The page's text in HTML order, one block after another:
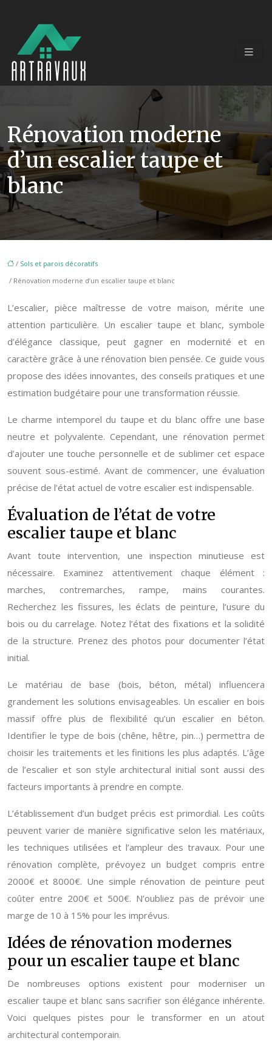
Rénovation moderne
d’un escalier taupe et
blanc
/ Sols et parois décoratifs
/ Rénovation moderne d’un escalier taupe et blanc
L’escalier, pièce maîtresse de votre maison, mérite une
attention particulière. Un escalier taupe et blanc, symbole
d’élégance classique, peut gagner en modernité et en
caractère grâce à une rénovation bien pensée. Ce guide vous
propose des idées innovantes, des conseils pratiques et une
estimation budgétaire pour une transformation réussie.
Le charme intemporel du taupe et du blanc offre une base
neutre et polyvalente. Cependant, une rénovation permet
d’ajouter une touche personnelle et de sublimer cet espace
souvent sous-estimé. Avant de commencer, une évaluation
précise de l’état actuel de votre escalier est indispensable.
Évaluation de l’état de votre
escalier taupe et blanc
Avant toute intervention, une inspection minutieuse est
nécessaire. Examinez attentivement chaque élément :
marches, contremarches, rampe, mains courantes.
Recherchez les fissures, les éclats de peinture, l’usure du
bois ou du carrelage. Notez l’état des fixations et la solidité
de la structure. Prenez des photos pour documenter l’état
initial.
Le matériau de base (bois, béton, métal) influencera
grandement les solutions envisageables. Un escalier en bois
massif offre plus de flexibilité qu’un escalier en béton.
Identifier le type de bois (chêne, hêtre, pin…) permettra de
choisir les traitements et les finitions les plus adaptés. L’âge
de l’escalier et son style architectural initial sont aussi des
facteurs importants à prendre en compte.
L’établissement d’un budget précis est primordial. Les coûts
peuvent varier de manière significative selon les matériaux,
les techniques utilisées et l’ampleur des travaux. Pour une
rénovation complète, prévoyez un budget compris entre
2000€ et 8000€. Une simple rénovation de peinture peut
coûter entre 200€ et 500€. N’oubliez pas de prévoir une
marge de 10 à 15% pour les imprévus.
Idées de rénovation modernes
pour un escalier taupe et blanc
De nombreuses options existent pour moderniser un
escalier taupe et blanc sans sacrifier son élégance inhérente.
Voici quelques pistes pour le transformer en un atout
architectural contemporain.